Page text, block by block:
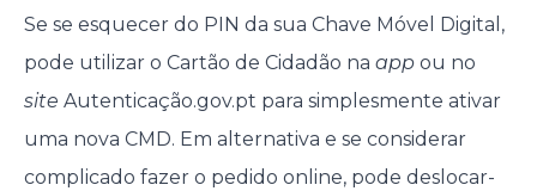
Se se esquecer do PIN da sua Chave Móvel Digital,
pode utilizar o Cartão de Cidadão na appou no
site Autenticação.gov.pt para simplesmente ativar
uma nova CMD. Em alternativa e se considerar
complicado fazer o pedido online, pode deslocar-